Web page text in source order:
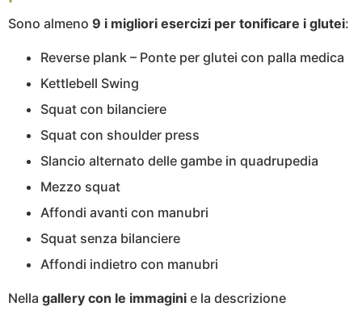
Sono almeno 9 i migliori esercizi per tonificare i glutei:
Reverse plank – Ponte per glutei con palla medica
Kettlebell Swing
Squat con bilanciere
Squat con shoulder press
Slancio alternato delle gambe in quadrupedia
Mezzo squat
Affondi avanti con manubri
Squat senza bilanciere
Affondi indietro con manubri
Nella gallery con le immagini e la descrizione